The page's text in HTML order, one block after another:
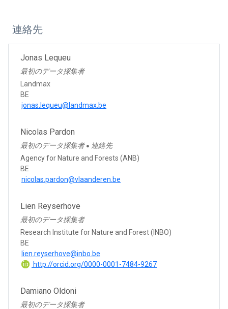
連絡先
Jonas Lequeu
最初のデータ採集者
Landmax
BE
jonas.lequeu@landmax.be
Nicolas Pardon
最初のデータ採集者 ● 連絡先
Agency for Nature and Forests (ANB)
BE
nicolas.pardon@vlaanderen.be
Lien Reyserhove
最初のデータ採集者
Research Institute for Nature and Forest (INBO)
BE
lien.reyserhove@inbo.be
http://orcid.org/0000-0001-7484-9267
Damiano Oldoni
最初のデータ採集者